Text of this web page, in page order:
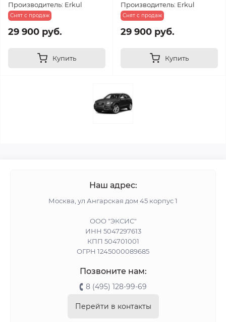
Производитель: Erkul
Снят с продаж
29 900 руб.
Купить
Производитель: Erkul
Снят с продаж
29 900 руб.
Купить
Наш адрес:
Москва, ул Ангарская дом 45 корпус 1
ООО "ЭКСИС"
ИНН 5047297613
КПП 504701001
ОГРН 1245000089685
Позвоните нам:
8 (495) 128-99-69
Перейти в контакты